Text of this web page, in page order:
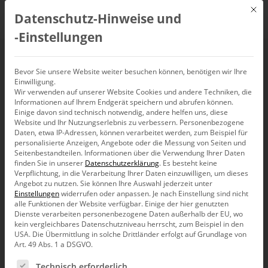
Business Intelligence
für SAP HANA
15. November 2022, 10:00–11:00Uhr,Live-Webinar
Mit
Datenschutz-Hinweise und
‑Einstellungen
Bevor Sie unsere Website weiter besuchen können, benötigen wir Ihre
Einwilligung.
Wir verwenden auf unserer Website Cookies und andere Techniken, die
Informationen auf Ihrem Endgerät speichern und abrufen können.
Einige davon sind technisch notwendig, andere helfen uns, diese
Website und Ihr Nutzungserlebnis zu verbessern. Personenbezogene
Daten, etwa IP-Adressen, können verarbeitet werden, zum Beispiel für
personalisierte Anzeigen, Angebote oder die Messung von Seiten und
Seitenbestandteilen. Informationen über die Verwendung Ihrer Daten
finden Sie in unserer Datenschutzerklärung. Es besteht keine
Verpflichtung, in die Verarbeitung Ihrer Daten einzuwilligen, um dieses
Angebot zu nutzen.Sie können Ihre Auswahl jederzeit unter
Einstellungenwiderrufen oder anpassen. Je nach Einstellung sind nicht
alle Funktionen der Website verfügbar. Einige der hier genutzten
Dienste verarbeiten personenbezogene Daten außerhalb der EU, wo
kein vergleichbares Datenschutzniveau herrscht, zum Beispiel in den
USA. Die Übermittlung in solche Drittländer erfolgt auf Grundlage von
Art. 49 Abs. 1 a DSGVO.
Es folgt eine Liste der Service-Gruppen, für die eine